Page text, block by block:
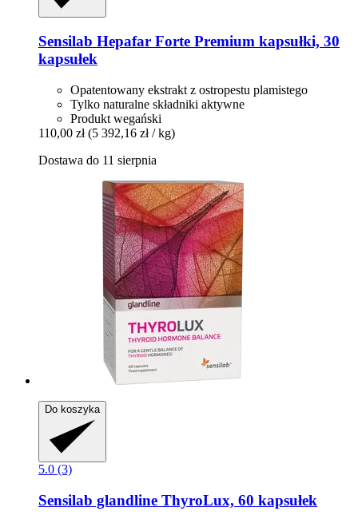
Sensilab Hepafar Forte Premium kapsułki, 30
kapsułek
Opatentowany ekstrakt z ostropestu plamistego
Tylko naturalne składniki aktywne
Produkt wegański
110,00 zł (5 392,16 zł / kg)
Dostawa do 11 sierpnia
Do koszyka
5.0 (3)
Sensilab glandline ThyroLux, 60 kapsułek